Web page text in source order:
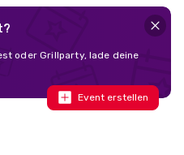
oder Grillparty, lade deine
Event erstellen